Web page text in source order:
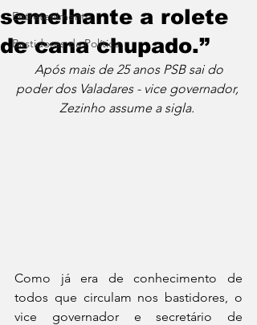
Entretenimento
Bastidores da Política
semelhante a rolete
de cana chupado.”
Após mais de 25 anos PSB sai do
poder dos Valadares - vice governador,
Zezinho assume a sigla.
Como já era de conhecimento de
todos que circulam nos bastidores, o
vice governador e secretário de